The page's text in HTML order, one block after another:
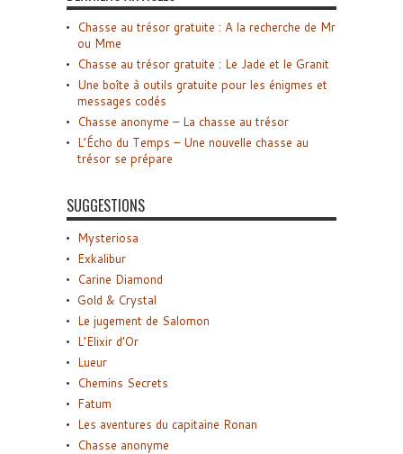
Chasse au trésor gratuite : A la recherche de Mr
ou Mme
Chasse au trésor gratuite : Le Jade et le Granit
Une boîte à outils gratuite pour les énigmes et
messages codés
Chasse anonyme – La chasse au trésor
L’Écho du Temps – Une nouvelle chasse au
trésor se prépare
SUGGESTIONS
Mysteriosa
Exkalibur
Carine Diamond
Gold & Crystal
Le jugement de Salomon
L’Elixir d’Or
Lueur
Chemins Secrets
Fatum
Les aventures du capitaine Ronan
Chasse anonyme